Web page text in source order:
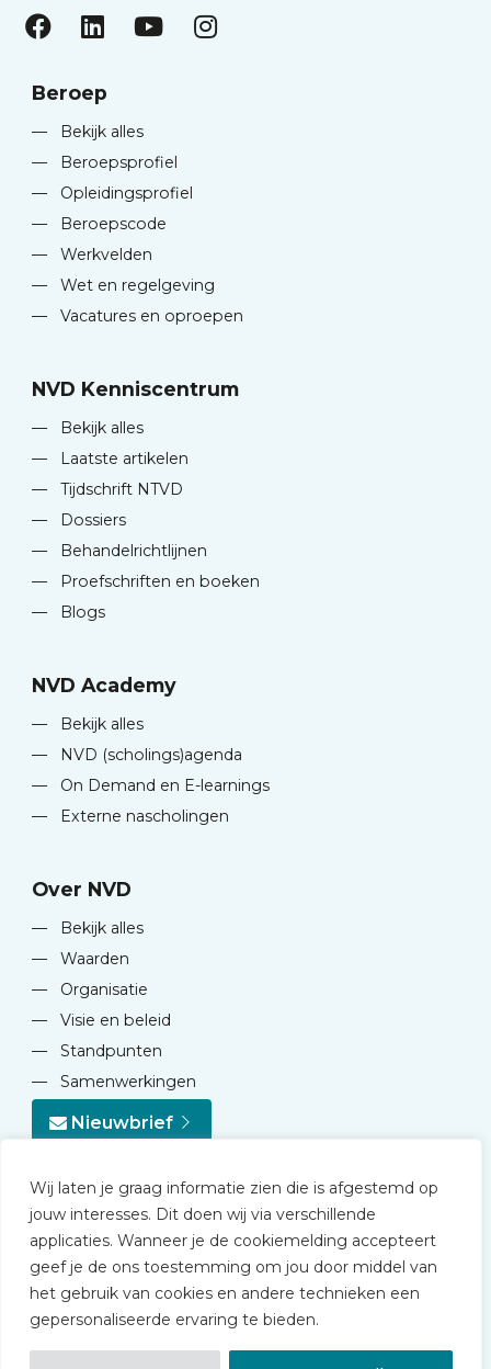
Wij laten je graag informatie zien die is afgestemd op
jouw interesses. Dit doen wij via verschillende
applicaties. Wanneer je de cookiemelding accepteert
geef je de ons toestemming om jou door middel van
het gebruik van cookies en andere technieken een
gepersonaliseerde ervaring te bieden.
Beroep
—
Bekijk alles
—
Beroepsprofiel
—
Opleidingsprofiel
—
Beroepscode
—
Werkvelden
—
Wet en regelgeving
—
Vacatures en oproepen
NVD Kenniscentrum
—
Bekijk alles
—
Laatste artikelen
—
Tijdschrift NTVD
—
Dossiers
—
Behandelrichtlijnen
—
Proefschriften en boeken
—
Blogs
NVD Academy
—
Bekijk alles
—
NVD (scholings)agenda
—
On Demand en E-learnings
—
Externe nascholingen
Over NVD
—
Bekijk alles
—
Waarden
—
Organisatie
—
Visie en beleid
—
Standpunten
—
Samenwerkingen
Nieuwbrief
© 2026 NVD
Privacy statement
Disclaimer